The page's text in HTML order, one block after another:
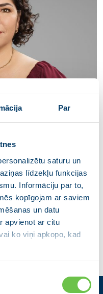
Par
saturu un
līdzekļu funkcijas
Informāciju par to,
kopīgojam ar saviem
un datu
apvienot ar citu
ko viņi apkopo, kad